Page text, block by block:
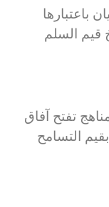
باعتبارها
قيم السلم
تفتح آفاق
التسامح